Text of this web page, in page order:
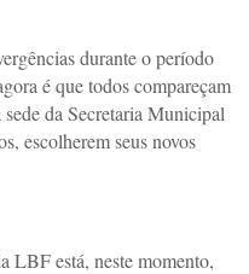
durante o período
é que todos compareçam
da Secretaria Municipal
escolherem seus novos
LBF está, neste momento,